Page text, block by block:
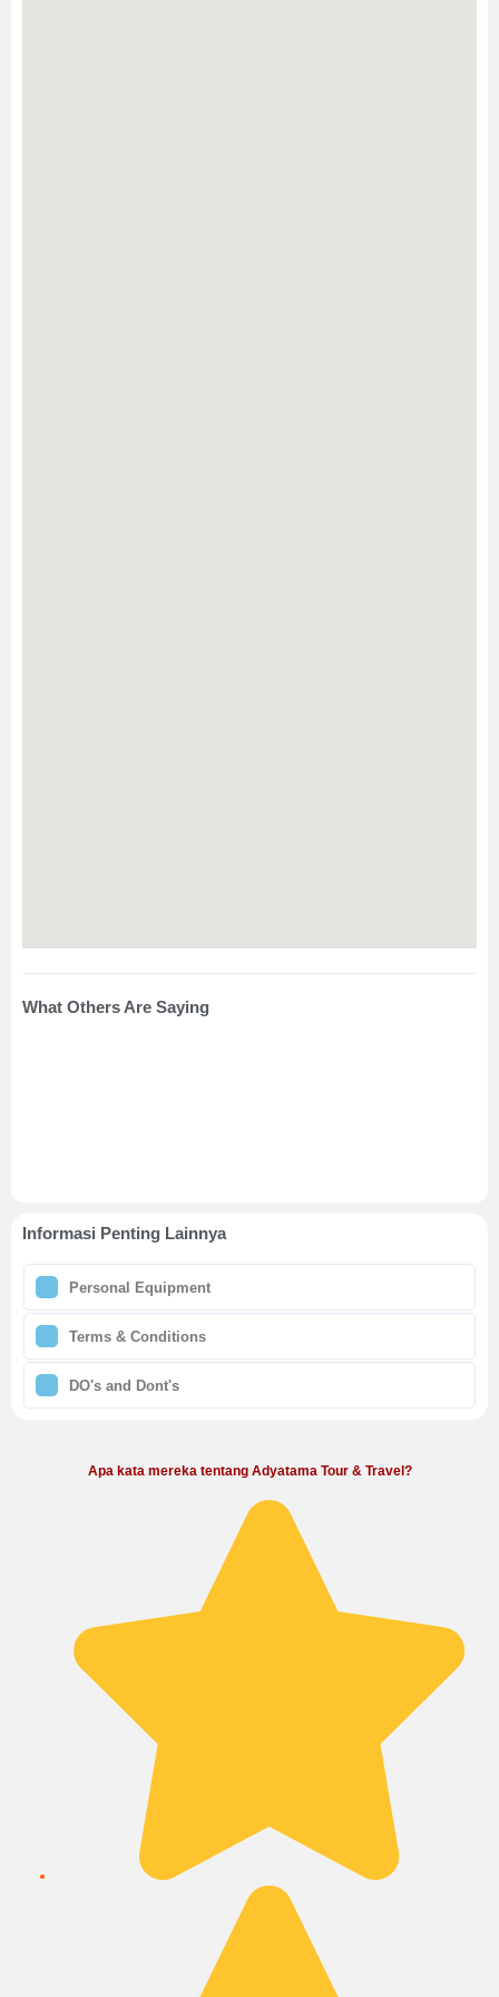
What Others Are Saying
Informasi Penting Lainnya
Personal Equipment
Terms & Conditions
DO's and Dont's
Apa kata mereka tentang Adyatama Tour & Travel?